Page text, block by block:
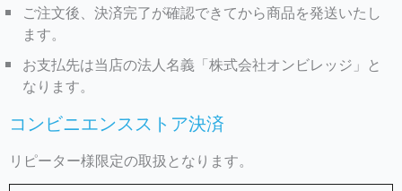
ご注文後、決済完了が確認できてから商品を発送いたし
ます。
お支払先は当店の法人名義「株式会社オンビレッジ」と
なります。
コンビニエンスストア決済
リピーター様限定の取扱となります。